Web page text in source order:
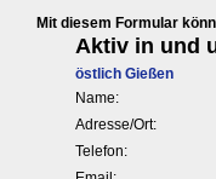
Mit diesem Formular